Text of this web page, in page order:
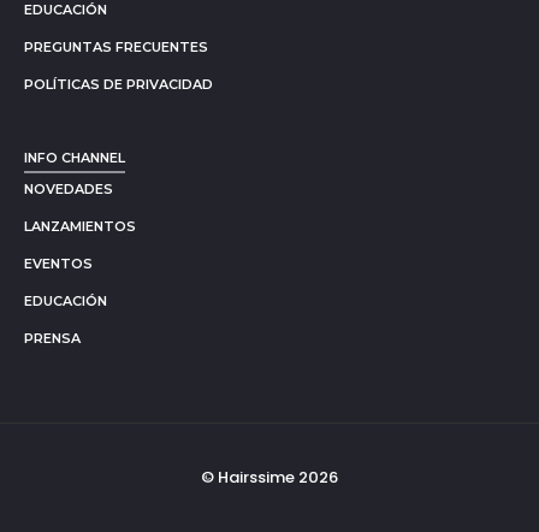
EDUCACIÓN
PREGUNTAS FRECUENTES
POLÍTICAS DE PRIVACIDAD
INFO CHANNEL
NOVEDADES
LANZAMIENTOS
EVENTOS
EDUCACIÓN
PRENSA
© Hairssime 2026